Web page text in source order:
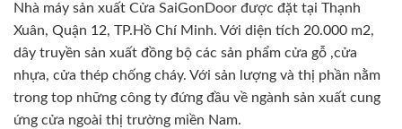
Nhà máy sản xuất Cửa SaiGonDoor được đặt tại Thạnh
Xuân, Quận 12, TP.Hồ Chí Minh. Với diện tích 20.000 m2,
dây truyền sản xuất đồng bộ các sản phẩm cửa gỗ ,cửa
nhựa, cửa thép chống cháy. Với sản lượng và thị phần nằm
trong top những công ty đứng đầu về ngành sản xuất cung
ứng cửa ngoài thị trường miền Nam.